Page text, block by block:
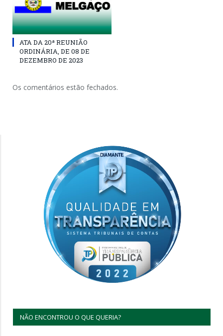
ATA DA 20ª REUNIÃO
ORDINÁRIA, DE 08 DE
DEZEMBRO DE 2023
Os comentários estão fechados.
NÃO ENCONTROU O QUE QUERIA?